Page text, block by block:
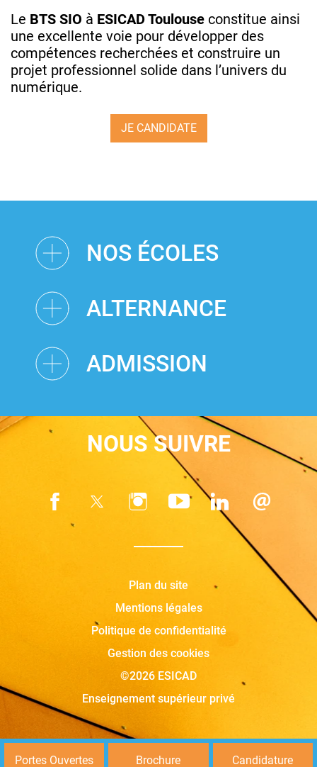
Le BTS SIO à ESICAD Toulouse constitue ainsi
une excellente voie pour développer des
compétences recherchées et construire un
projet professionnel solide dans l’univers du
numérique.
JE CANDIDATE
NOS ÉCOLES
ALTERNANCE
ADMISSION
NOUS SUIVRE
Plan du site
Mentions légales
Politique de confidentialité
Gestion des cookies
©2026 ESICAD
Enseignement supérieur privé
Portes Ouvertes Brochure Candidature